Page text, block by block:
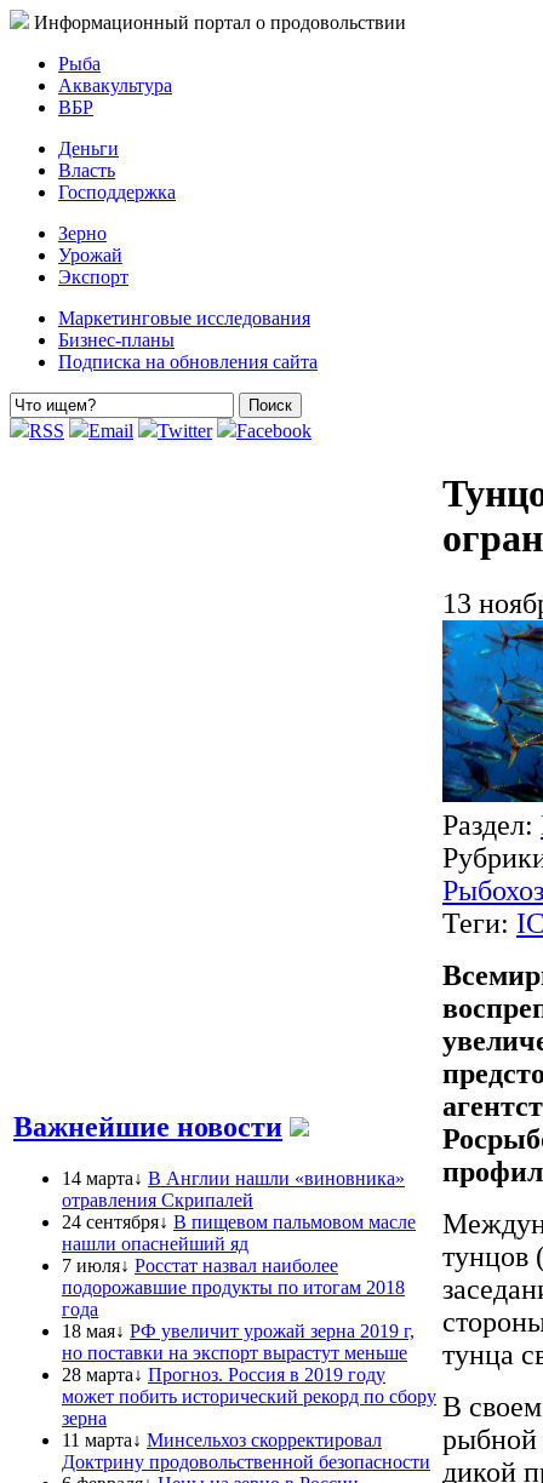
Информационный портал о продовольствии
Рыба
Аквакультура
ВБР
Деньги
Власть
Господдержка
Зерно
Урожай
Экспорт
Маркетинговые исследования
Бизнес-планы
Подписка на обновления сайта
RSS Email Twitter Facebook
Важнейшие новости
14 марта↓ В Англии нашли «виновника»
отравления Скрипалей
24 сентября↓ В пищевом пальмовом масле
нашли опаснейший яд
7 июля↓ Росстат назвал наиболее
подорожавшие продукты по итогам 2018
года
18 мая↓ РФ увеличит урожай зерна 2019 г,
но поставки на экспорт вырастут меньше
28 марта↓ Прогноз. Россия в 2019 году
может побить исторический рекорд по сбору
зерна
11 марта↓ Минсельхоз скорректировал
Доктрину продовольственной безопасности
13
Раздел:
Теги:
тунцов
тунца
В
дикой